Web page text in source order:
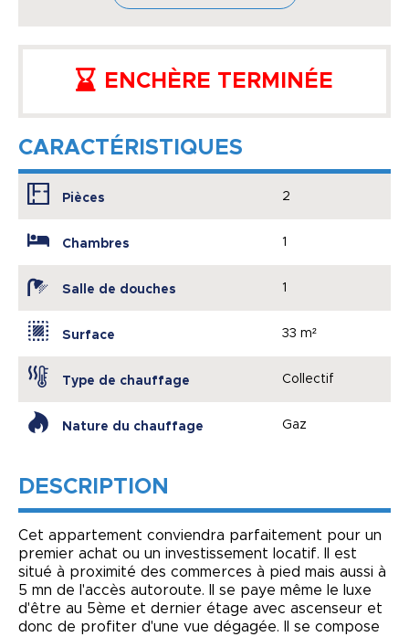
ENCHÈRE TERMINÉE
CARACTÉRISTIQUES
Pièces 2
Chambres 1
Salle de douches 1
Surface 33 m²
Type de chauffage Collectif
Nature du chauffage Gaz
DESCRIPTION
Cet appartement conviendra parfaitement pour un
premier achat ou un investissement locatif. Il est
situé à proximité des commerces à pied mais aussi à
5 mn de l'accès autoroute. Il se paye même le luxe
d'être au 5ème et dernier étage avec ascenseur et
donc de profiter d'une vue dégagée. Il se compose